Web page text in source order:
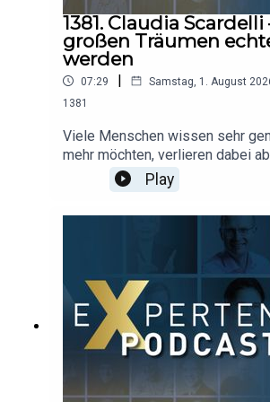
achtsameren Umgang mit Körper
1381. Claudia Scardelli
großen Träumen
werden
07:29 | Samstag, 1. August
1381
Viele Menschen wissen sehr
mehr möchten, verlieren dabei
ihre eigenen Wünsche und
Scardelli spricht darüber, warum
entscheidend sind, um
Wirklichkeit werden zu lassen.
Mentorin und Unternehmerin
Boards, finanzielle Freiheit und ein
unterstützendes Netzwerk dabei
das eigene Potenzial zu
Arbeit mit schwer erkrankten
wie wichtig es ist, das Leben
gestalten und eigene
Play